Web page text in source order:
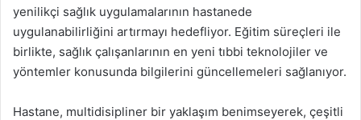
yenilikçi sağlık uygulamalarının hastanede
uygulanabilirliğini artırmayı hedefliyor. Eğitim süreçleri ile
birlikte, sağlık çalışanlarının en yeni tıbbi teknolojiler ve
yöntemler konusunda bilgilerini güncellemeleri sağlanıyor.
Hastane, multidisipliner bir yaklaşım benimseyerek, çeşitli